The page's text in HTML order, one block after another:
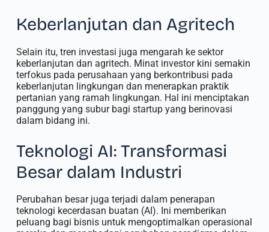
Keberlanjutan dan Agritech
Selain itu, tren investasi juga mengarah ke sektor
keberlanjutan dan agritech. Minat investor kini semakin
terfokus pada perusahaan yang berkontribusi pada
keberlanjutan lingkungan dan menerapkan praktik
pertanian yang ramah lingkungan. Hal ini menciptakan
panggung yang subur bagi startup yang berinovasi
dalam bidang ini.
Teknologi AI: Transformasi
Besar dalam Industri
Perubahan besar juga terjadi dalam penerapan
teknologi kecerdasan buatan (AI). Ini memberikan
peluang bagi bisnis untuk mengoptimalkan operasional